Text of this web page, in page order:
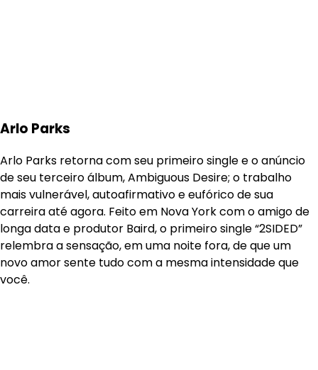
Arlo Parks
Arlo Parks retorna com seu primeiro single e o anúncio
de seu terceiro álbum, Ambiguous Desire; o trabalho
mais vulnerável, autoafirmativo e eufórico de sua
carreira até agora. Feito em Nova York com o amigo de
longa data e produtor Baird, o primeiro single “2SIDED”
relembra a sensação, em uma noite fora, de que um
novo amor sente tudo com a mesma intensidade que
você.